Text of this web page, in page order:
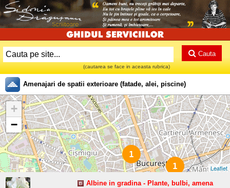
(cautarea se face in aceasta rubrica)
Cauta
Amenajari de spatii exterioare (fatade, alei, piscine)
1
1
+
−
Leaflet
Albine in gradina - Plante, bulbi, amena